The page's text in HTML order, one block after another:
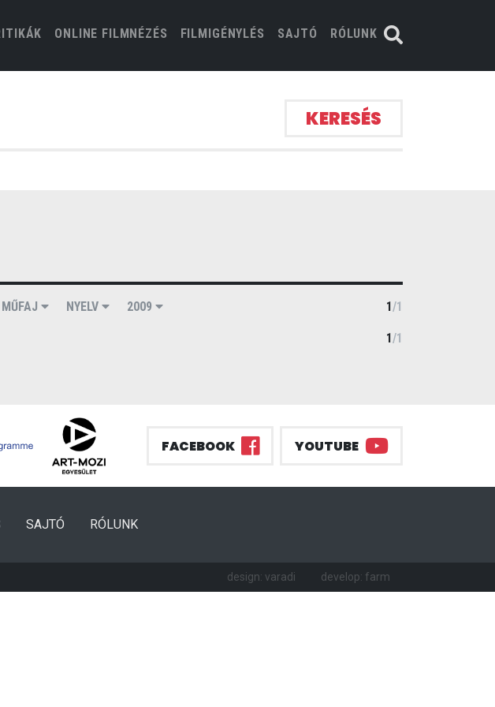
ONLINE FILMNÉZÉS FILMIGÉNYLÉS SAJTÓ RÓLUNK
KERESÉS
MŰFAJ NYELV 2009 1/1
1/1
FACEBOOK YOUTUBE
SAJTÓ RÓLUNK
design: varadi develop: farm